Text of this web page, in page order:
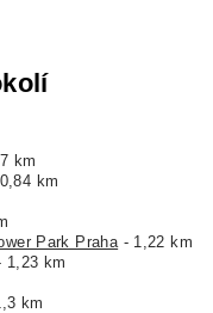
km
km
Park Praha - 1,22 km
1,23 km
km